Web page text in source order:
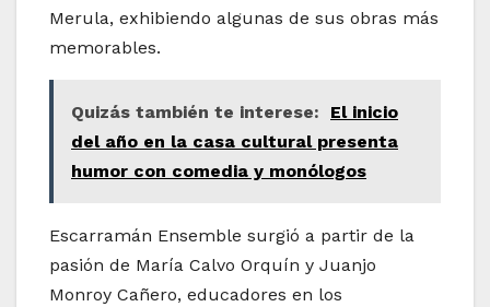
Merula, exhibiendo algunas de sus obras más
memorables.
Quizás también te interese:
El inicio
del año en la casa cultural presenta
humor con comedia y monólogos
Escarramán Ensemble surgió a partir de la
pasión de María Calvo Orquín y Juanjo
Monroy Cañero, educadores en los